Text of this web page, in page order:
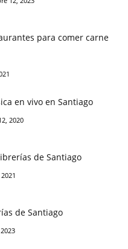
para comer carne
en vivo en Santiago
2020
de Santiago
de Santiago